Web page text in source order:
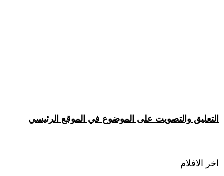
التعليق والتصويت على الموضوع في الموقع الرئيسي
اخر الافلام